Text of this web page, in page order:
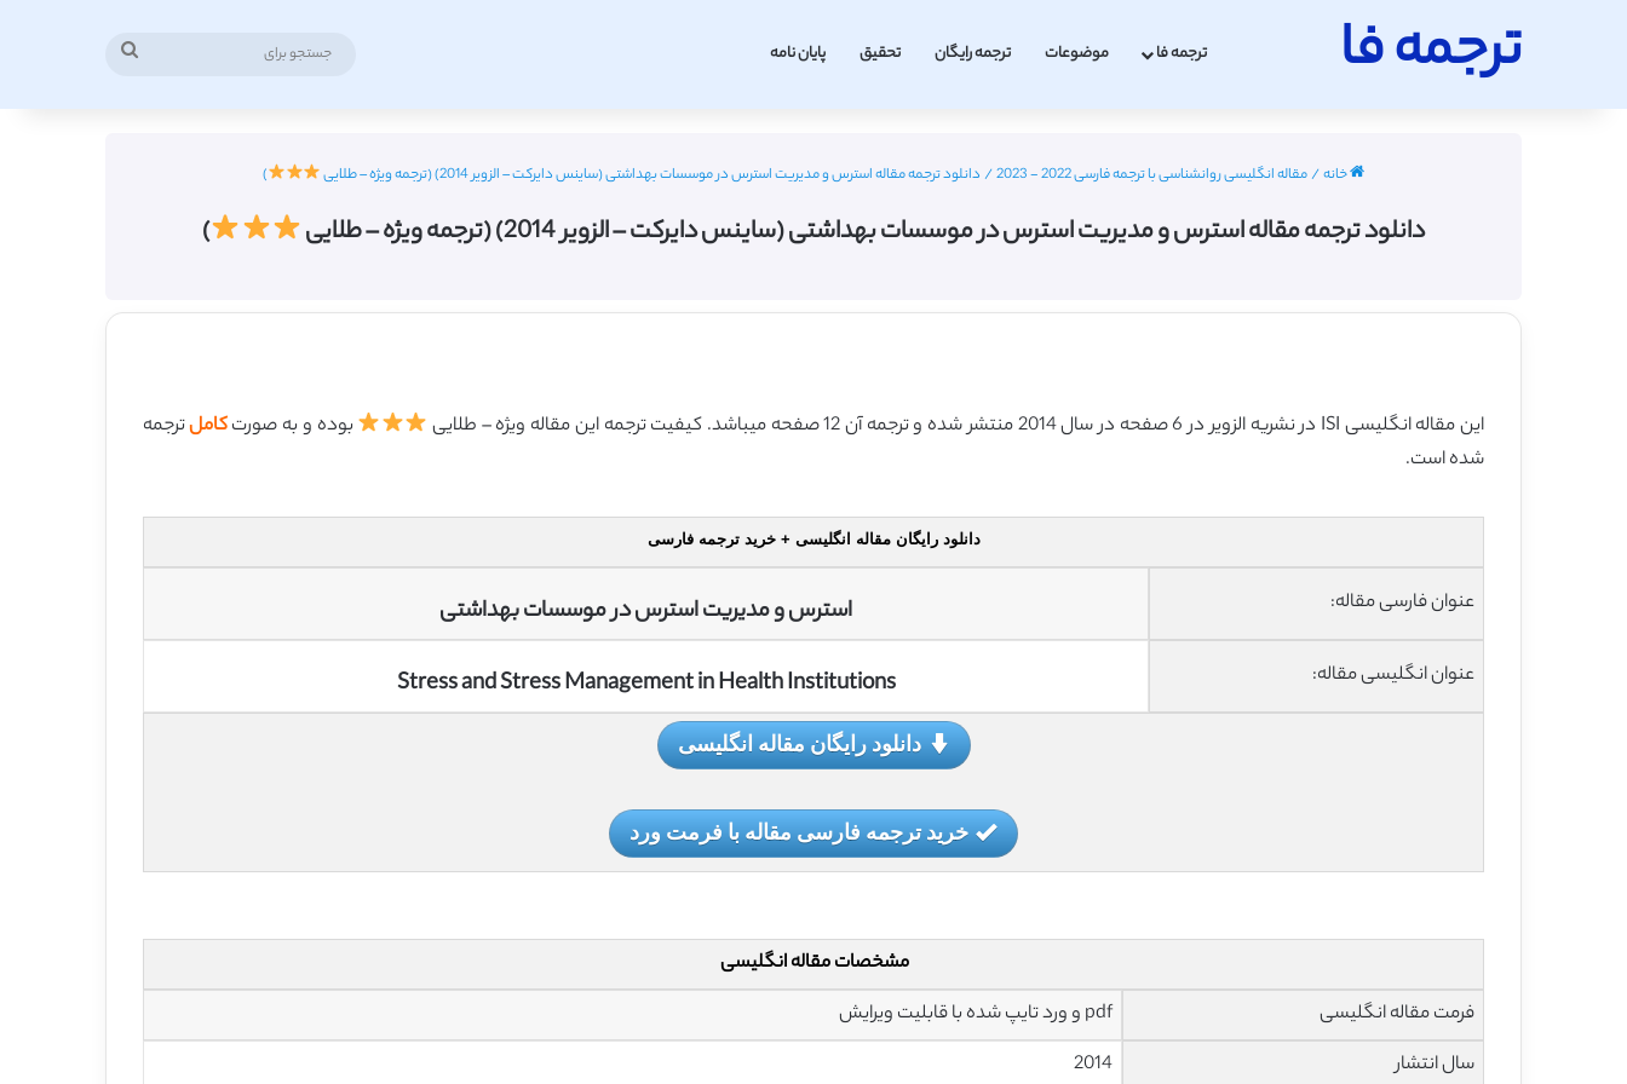
ترجمه فا ترجمه فا موضوعات ترجمه رایگان تحقیق پایان نامه
خانه/مقاله انگلیسی روانشناسی با ترجمه فارسی 2022 - 2023 / دانلود ترجمه مقاله استرس و مدیریت استرس در موسسات بهداشتی (ساینس دایرکت – الزویر 2014) (ترجمه ویژه – طلایی )
دانلود ترجمه مقاله استرس و مدیریت استرس در موسسات بهداشتی (ساینس دایرکت – الزویر 2014) (ترجمه ویژه – طلایی )
این مقاله انگلیسی ISI در نشریه الزویر در 6 صفحه در سال 2014 منتشر شده و ترجمه آن 12 صفحه میباشد. کیفیت ترجمه این مقاله ویژه – طلایی بوده و به صورتکاملترجمه
شده است.
دانلود رایگان مقاله انگلیسی + خرید ترجمه فارسی
عنوان فارسی مقاله: استرس و مدیریت استرس در موسسات بهداشتی
عنوان انگلیسی مقاله: Stress and Stress Management in Health Institutions
دانلود رایگان مقاله انگلیسی
خرید ترجمه فارسی مقاله با فرمت ورد
مشخصات مقاله انگلیسی
فرمت مقاله انگلیسی
pdf و ورد تایپ شده با قابلیت ویرایش
سال انتشار
2014